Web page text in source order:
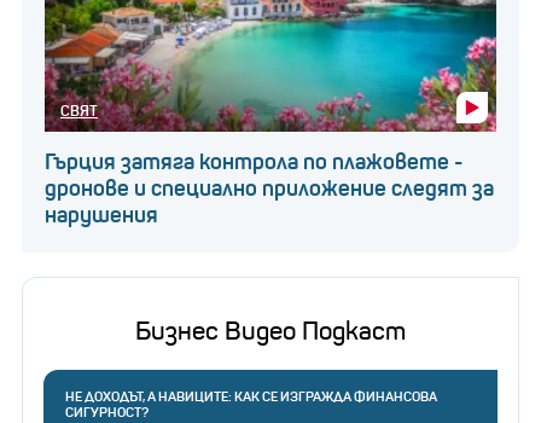
СВЯТ
Гърция затяга контрола по плажовете -
дронове и специално приложение следят за
нарушения
Бизнес Видео Подкаст
НЕ ДОХОДЪТ, А НАВИЦИТЕ: КАК СЕ ИЗГРАЖДА ФИНАНСОВА
СИГУРНОСТ?